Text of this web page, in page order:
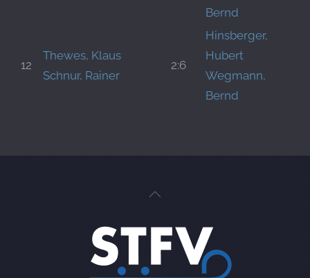
Bernd
12
Thewes, Klaus
Schnur, Rainer
2:6
Hinsberger,
Hubert
Wegmann,
Bernd